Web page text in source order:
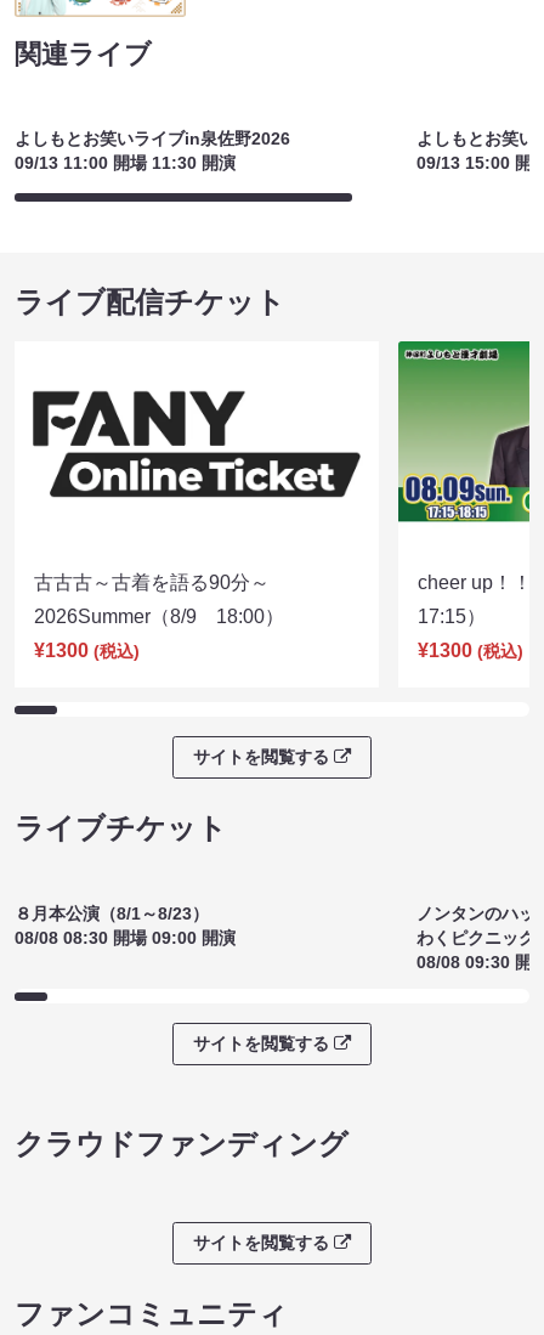
関連ライブ
09/13 15:00 開
ライブ配信チケット
古古古～古着を語る90分～
¥1300(税込)
サイトを閲覧する
ライブチケット
08/08 08:30 開場 09:00 開演